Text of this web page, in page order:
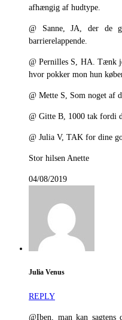
afhængig af hudtype.
@ Sanne, JA, der de
barrierelappende.
@ Pernilles S, HA. Tænk
hvor pokker mon hun
@ Mette S, Som noget af
@ Gitte B, 1000 tak fordi
@ Julia V, TAK for dine
Stor hilsen Anette
04/08/2019
Julia Venus
REPLY
@Iben, man kan